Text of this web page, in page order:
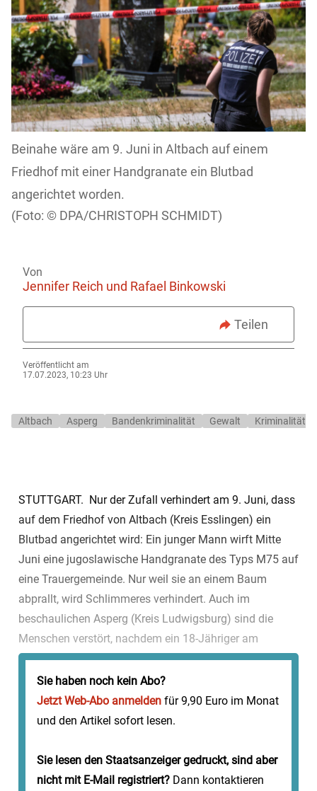
Beinahe wäre am 9. Juni in Altbach auf einem
Friedhof mit einer Handgranate ein Blutbad
angerichtet worden.
DPA/CHRISTOPH SCHMIDT)
Von
Jennifer Reich und Rafael Binkowski
Teilen
Veröffentlicht am
17.07.2023, 10:23 Uhr
Altbach Asperg Bandenkriminalität Gewalt Kriminalität
STUTTGART. Nur der Zufall verhindert am 9. Juni, dass
auf dem Friedhof von Altbach (Kreis Esslingen) ein
Blutbad angerichtet wird: Ein junger Mann wirft Mitte
Juni eine jugoslawische Handgranate des Typs M75 auf
eine Trauergemeinde. Nur weil sie an einem Baum
abprallt, wird Schlimmeres verhindert. Auch im
beschaulichen Asperg (Kreis Ludwigsburg) sind die
Menschen verstört, nachdem ein 18-Jähriger am
Ostersamtag neben einer Grundschule getötet wird. Die
Täter haben aus einem fahrenden A...
Sie haben noch kein Abo?
Jetzt Web-Abo anmelden für 9,90 Euro im Monat
und den Artikel sofort lesen.
Sie lesen den Staatsanzeiger gedruckt, sind aber
nicht mit E-Mail registriert? Dann kontaktieren